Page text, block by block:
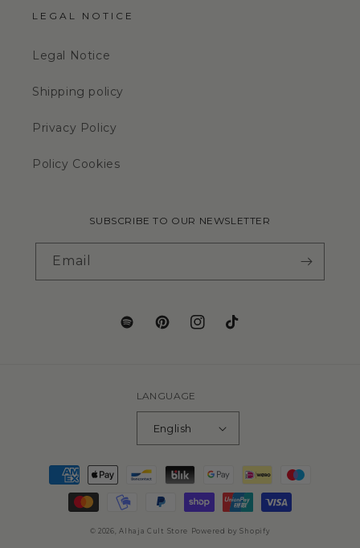
LEGAL NOTICE
Legal Notice
Shipping policy
Privacy Policy
Policy Cookies
SUBSCRIBE TO OUR NEWSLETTER
Email
LANGUAGE
English
© 2026,Alhaja Cult Store Powered by Shopify